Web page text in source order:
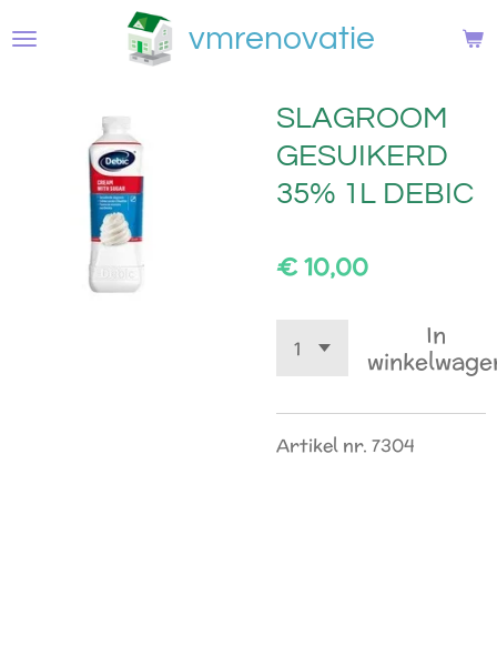
direct
hoofdinhoud
vmrenovatie
SLAGROOM
GESUIKERD
35% 1L DEBIC
€ 10,00
In
Artikel nr. 7304